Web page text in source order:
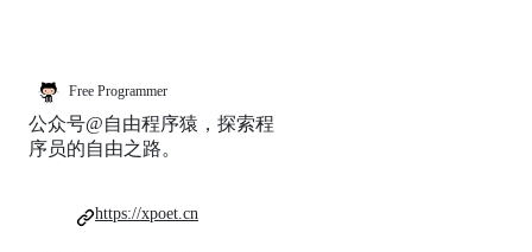
Free Programmer
公众号@自由程序猿，探索程
序员的自由之路。
https://xpoet.cn